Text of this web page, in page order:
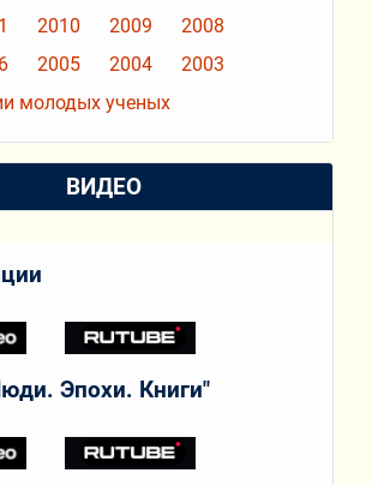
2010 2009
2008
2005 2004
2003
молодых ученых
ВИДЕО
Эпохи. Книги"